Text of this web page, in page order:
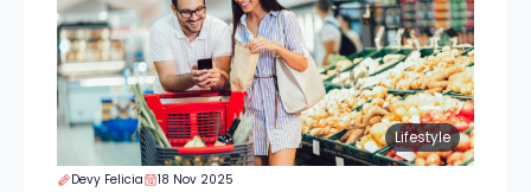
Lifestyle
Devy Felicia 18 Nov 2025